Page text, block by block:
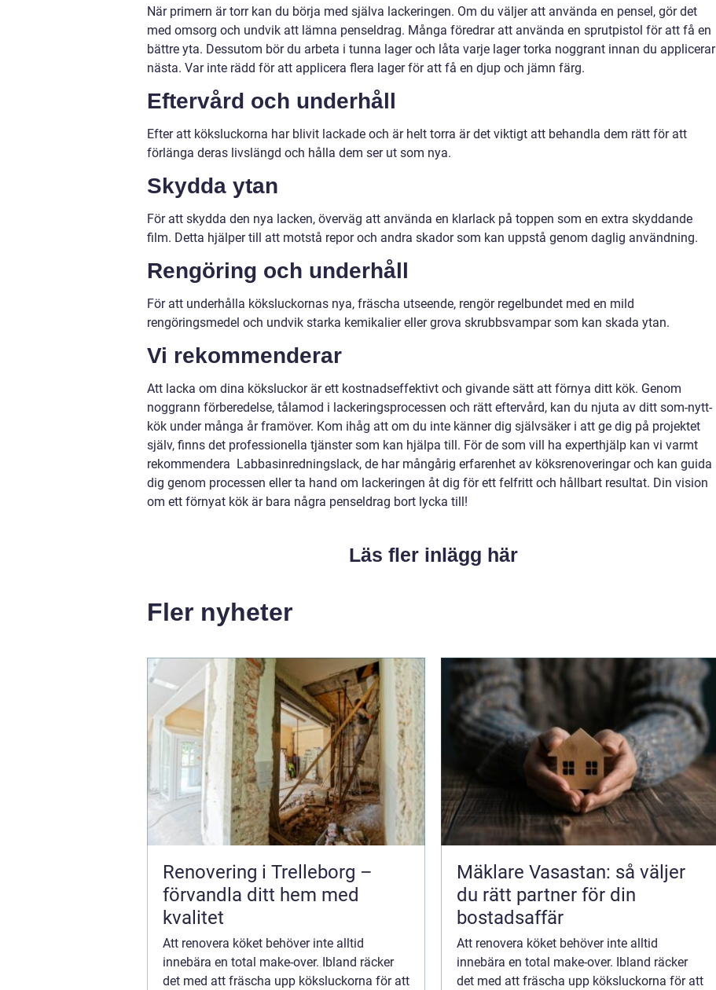
När primern är torr kan du börja med själva lackeringen. Om du väljer att använda en pensel, gör det
med omsorg och undvik att lämna penseldrag. Många föredrar att använda en sprutpistol för att få en
bättre yta. Dessutom bör du arbeta i tunna lager och låta varje lager torka noggrant innan du applicerar
nästa. Var inte rädd för att applicera flera lager för att få en djup och jämn färg.
Eftervård och underhåll
Efter att köksluckorna har blivit lackade och är helt torra är det viktigt att behandla dem rätt för att
förlänga deras livslängd och hålla dem ser ut som nya.
Skydda ytan
För att skydda den nya lacken, överväg att använda en klarlack på toppen som en extra skyddande
film. Detta hjälper till att motstå repor och andra skador som kan uppstå genom daglig användning.
Rengöring och underhåll
För att underhålla köksluckornas nya, fräscha utseende, rengör regelbundet med en mild
rengöringsmedel och undvik starka kemikalier eller grova skrubbsvampar som kan skada ytan.
Vi rekommenderar
Att lacka om dina köksluckor är ett kostnadseffektivt och givande sätt att förnya ditt kök. Genom
noggrann förberedelse, tålamod i lackeringsprocessen och rätt eftervård, kan du njuta av ditt som-nytt-
kök under många år framöver. Kom ihåg att om du inte känner dig självsäker i att ge dig på projektet
själv, finns det professionella tjänster som kan hjälpa till. För de som vill ha experthjälp kan vi varmt
rekommendera Labbasinredningslack, de har mångårig erfarenhet av köksrenoveringar och kan guida
dig genom processen eller ta hand om lackeringen åt dig för ett felfritt och hållbart resultat. Din vision
om ett förnyat kök är bara några penseldrag bort lycka till!
Läs fler inlägg här
Fler nyheter
Renovering i Trelleborg –
förvandla ditt hem med
kvalitet
Att renovera köket behöver inte alltid
innebära en total make-over. Ibland räcker
det med att fräscha upp köksluckorna för att
Mäklare Vasastan: så väljer
du rätt partner för din
bostadsaffär
Att renovera köket behöver inte alltid
innebära en total make-over. Ibland räcker
det med att fräscha upp köksluckorna för att